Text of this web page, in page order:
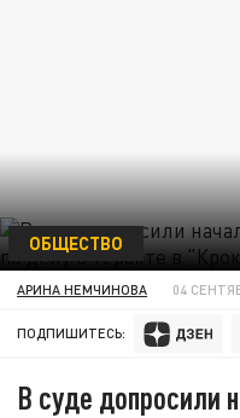
ОБЩЕСТВО
АРИНА НЕМЧИНОВА 04
ПОДПИШИТЕСЬ:
В суде допросили